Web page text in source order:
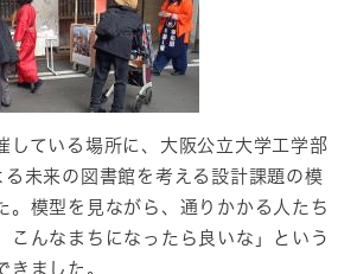
ている場所に、大阪公立大学工学部
未来の図書館を考える設計課題の模
。模型を見ながら、通りかかる人たち
こんなまちになったら良いな」という
きました。